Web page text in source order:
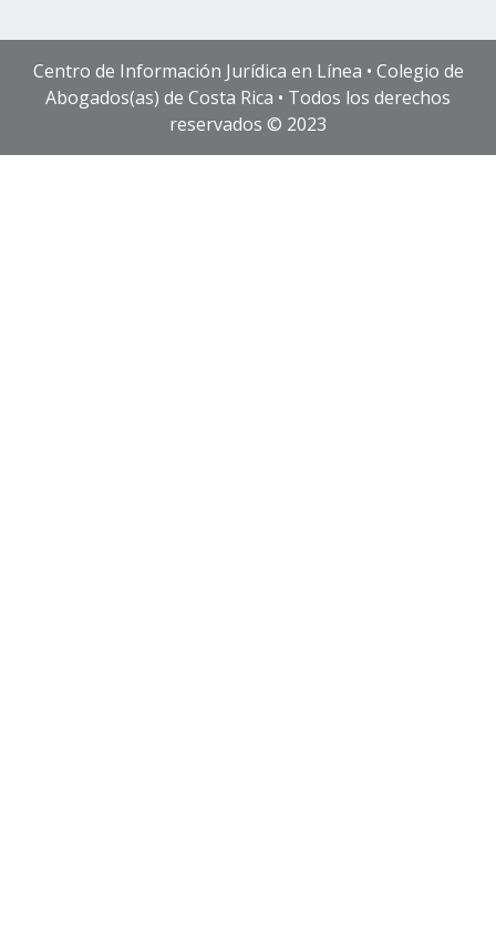
Centro de Información Jurídica en Línea • Colegio de
Abogados(as) de Costa Rica • Todos los derechos
reservados © 2023